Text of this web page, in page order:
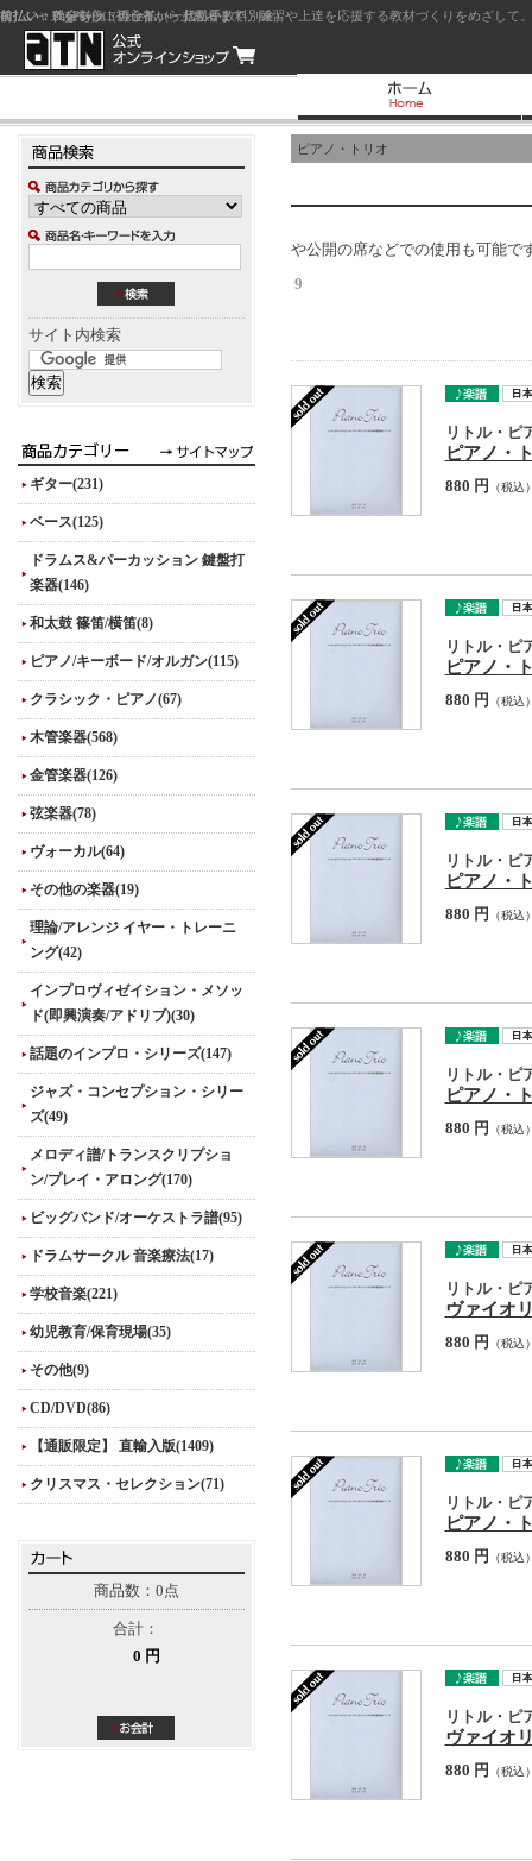
ジャズを中心に初心者から上級者まで、練習や上達を応援する教材づくりをめざし
サイト内検索
ギター(231)
ベース(125)
ドラムス&パーカッション 鍵盤打
楽器(146)
和太鼓 篠笛/横笛(8)
ピアノ/キーボード/オルガン(115)
クラシック・ピアノ(67)
木管楽器(568)
金管楽器(126)
弦楽器(78)
ヴォーカル(64)
その他の楽器(19)
理論/アレンジ イヤー・トレーニ
ング(42)
インプロヴィゼイション・メソッ
ド(即興演奏/アドリブ)(30)
話題のインプロ・シリーズ(147)
ジャズ・コンセプション・シリー
ズ(49)
メロディ譜/トランスクリプショ
ン/プレイ・アロング(170)
ビッグバンド/オーケストラ譜(95)
ドラムサークル 音楽療法(17)
学校音楽(221)
幼児教育/保育現場(35)
その他(9)
CD/DVD(86)
【通販限定】 直輸入版(1409)
クリスマス・セレクション(71)
商品数：0点
合計：
0 円
ピアノ・トリオ
や公開の席などでの使用も可能で
9
リトル・
ピアノ・
880 円 （税込
リトル・
ピアノ・
880 円 （税込
リトル・
ピアノ・
880 円 （税込
リトル・
ピアノ・
880 円 （税込
リトル・
ヴァイオ
880 円 （税込
リトル・
ピアノ・
880 円 （税込
リトル・
ヴァイオ
880 円 （税込
前払い：クレジットカード（一括払い）
後払い：代金引換（現金払い・代引手数料別途）
前払い：PayPay